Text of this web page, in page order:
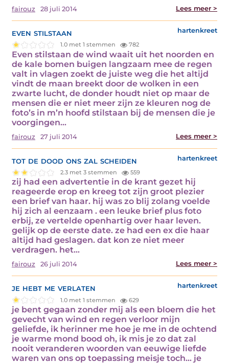
fairouz 28 juli 2014 Lees meer >
even stilstaan hartenkreet
1.0 met 1 stemmen 782
Even stilstaan de wind waait uit het noorden en
de kale bomen buigen langzaam mee de regen
valt in vlagen zoekt de juiste weg die het altijd
vindt de maan breekt door de wolken in een
zwarte lucht, de donder houdt niet op maar de
mensen die er niet meer zijn ze kleuren nog de
foto’s in m’n hoofd stilstaan bij de mensen die je
voorgingen…
fairouz 27 juli 2014 Lees meer >
tot de dood ons zal scheiden hartenkreet
2.3 met 3 stemmen 559
zij had een advertentie in de krant gezet hij
reageerde erop en kreeg tot zijn groot plezier
een brief van haar. hij was zo blij zolang voelde
hij zich al eenzaam . een leuke brief plus foto
erbij, ze vertelde openhartig over haar leven.
gelijk op de eerste date. ze had een ex die haar
altijd had geslagen. dat kon ze niet meer
verdragen. het…
fairouz 26 juli 2014 Lees meer >
je hebt me verlaten hartenkreet
1.0 met 1 stemmen 629
je bent gegaan zonder mij als een bloem die het
gevecht van wind en regen verloor mijn
geliefde, ik herinner me hoe je me in de ochtend
je warme mond bood oh, ik mis je zo dat zal
nooit veranderen woorden van eeuwige liefde
waren van ons op toepassing meisje toch… je